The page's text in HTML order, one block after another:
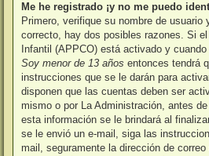
Me he registrado ¡y no me puedo
Primero, verifique su nombre de
correcto, hay dos posibles razones. Si
Infantil (APPCO) está activado y
Soy menor de 13 años entonces tendrá
instrucciones que se le darán para
disponen que las cuentas deben ser
mismo o por La Administración, antes
esta información se le brindará al
se le envió un e-mail, siga las
mail, seguramente la dirección de